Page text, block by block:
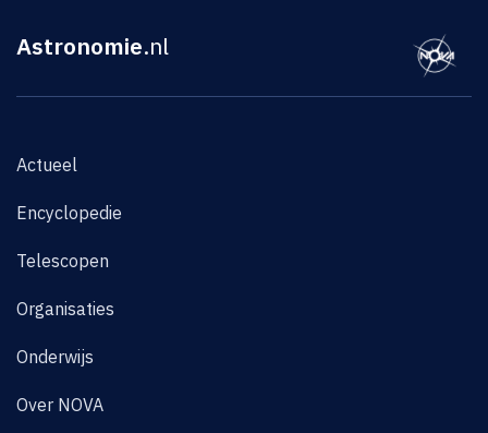
Astronomie.nl
Actueel
Encyclopedie
Telescopen
Organisaties
Onderwijs
Over NOVA